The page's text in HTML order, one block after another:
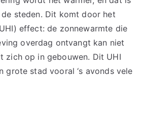
steden. Dit komt door het
effect: de zonnewarmte die
overdag ontvangt kan niet
zich op in gebouwen. Dit UHI
grote stad vooral ‘s avonds vele